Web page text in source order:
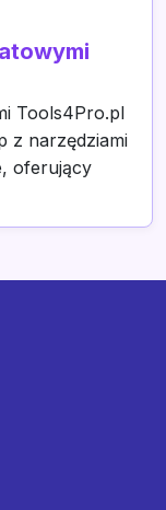
Tools4Pro.pl
z narzędziami
oferujący